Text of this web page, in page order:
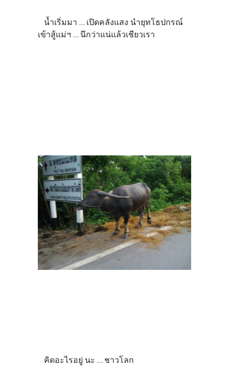
น้ำเริ่มมา ... เปิดคลังแสง นำยุทโธปกรณ์
เข้าสู้แม่ฯ ... นึกว่าแน่แล้วเชียวเรา
คิดอะไรอยู่ นะ ... ชาวโลก